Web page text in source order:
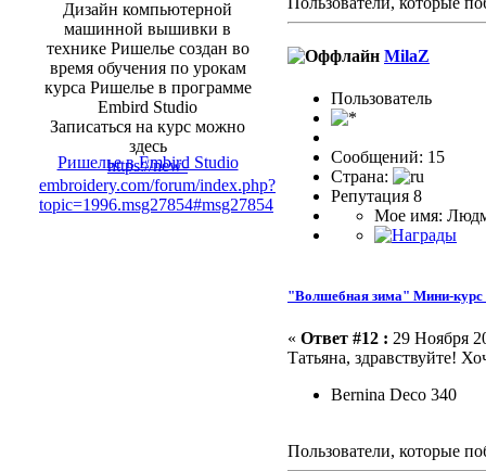
Дизайн компьютерной
машинной вышивки в
технике Ришелье создан во
время обучения по урокам
курса Ришелье в программе
Embird Studio
Записаться на курс можно
здесь
https://new-
embroidery.com/forum/index.php?
topic=1996.msg27854#msg27854
Ришелье в Embird Studio
MilaZ
Пользоватeль
Сообщений: 15
Страна:
Репутация 8
Мое имя:
"Волшебная зима" Мини-курс
« Ответ #12 : 29 Ноября
Татьяна, здравствуйте!
Bernina Deco 340
Пользователи, которые